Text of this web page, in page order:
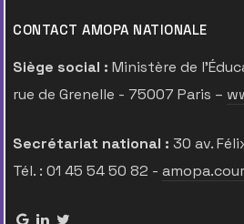
CONTACT AMOPA NATIONALE
Siège social : Ministère de
rue de Grenelle - 75007 Paris –
Secrétariat national : 30 av.
Tél. : 01 45 54 50 82 -